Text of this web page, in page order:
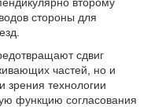
стороны для
сдвиг
частей, но и
зрения технологии
функцию согласования